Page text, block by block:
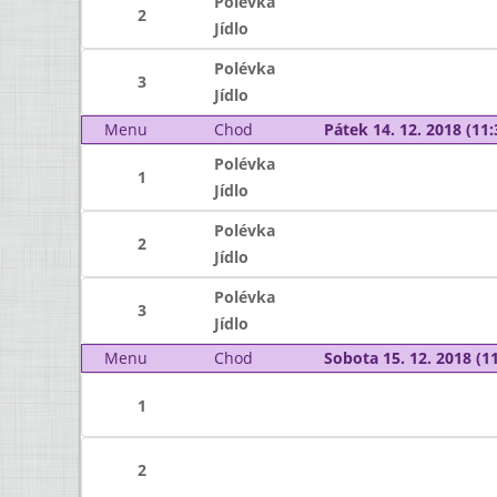
2
Jídlo
3
Polévka
Jídlo
Menu
Chod Pátek 14. 12. 2018
1
Polévka
Jídlo
2
Polévka
Jídlo
3
Polévka
Jídlo
Menu
Chod Sobota 15. 12. 2018
1
2